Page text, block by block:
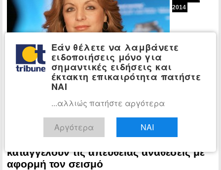
2014
Παρασκηνιακά κινείται τελευταία σύμφωνα με πληροφορίες η
υποψηφιότητά της για την…
Κεφαλονιά: Οι επαγγελματίες
καταγγέλουν τις απευθείας αναθέσεις με
αφορμή τον σεισμό
Εάν θέλετε να λαμβάνετε
ειδοποιήσεις μόνο για
σημαντικές ειδήσεις και
έκτακτη επικαιρότητα πατήστε
ΝΑΙ
...αλλιώς πατήστε αργότερα
Αργότερα ΝΑΙ